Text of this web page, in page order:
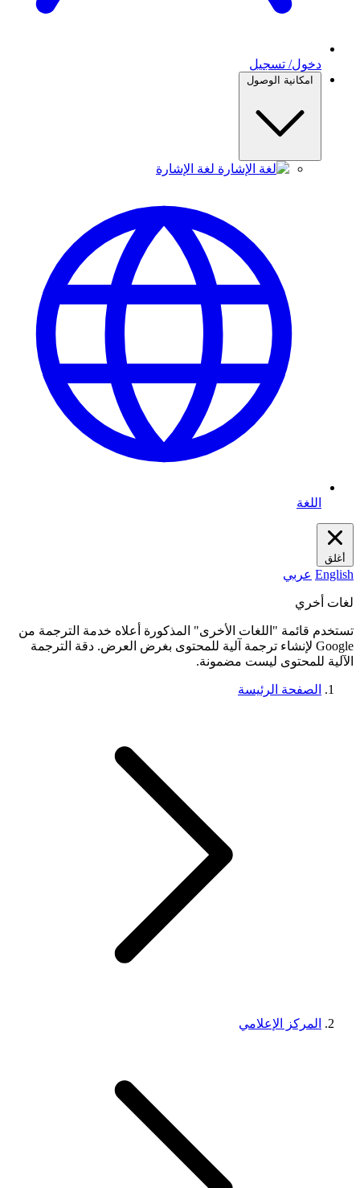
دخول/ تسجيل
امكانية الوصول
لغة الإشارة
اللغة
أغلق
English عربي
لغات أخري
تستخدم قائمة "اللغات الأخرى" المذكورة أعلاه خدمة الترجمة من
Google لإنشاء ترجمة آلية للمحتوى بغرض العرض. دقة الترجمة
الآلية للمحتوى ليست مضمونة.
الصفحة الرئيسة
المركز الإعلامي